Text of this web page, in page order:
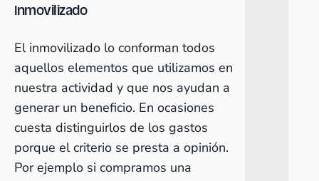
Inmovilizado
El inmovilizado lo conforman todos
aquellos elementos que utilizamos en
nuestra actividad y que nos ayudan a
generar un beneficio. En ocasiones
cuesta distinguirlos de los gastos
porque el criterio se presta a opinión.
Por ejemplo si compramos una